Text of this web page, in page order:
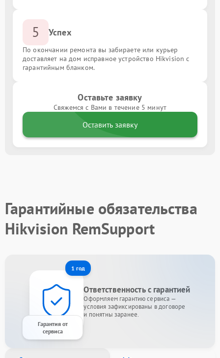
5 Успех
По окончании ремонта вы забираете или курьер
доставляет на дом исправное устройство Hikvision с
гарантийным бланком.
Оставьте заявку
Свяжемся с Вами в течение 5 минут
Оставить заявку
Гарантийные обязательства
Hikvision RemSupport
1 год
Гарантия от
сервиса
Ответственность с гарантией
Оформляем гарантию сервиса —
условия зафиксированы в договоре
и понятны заранее.